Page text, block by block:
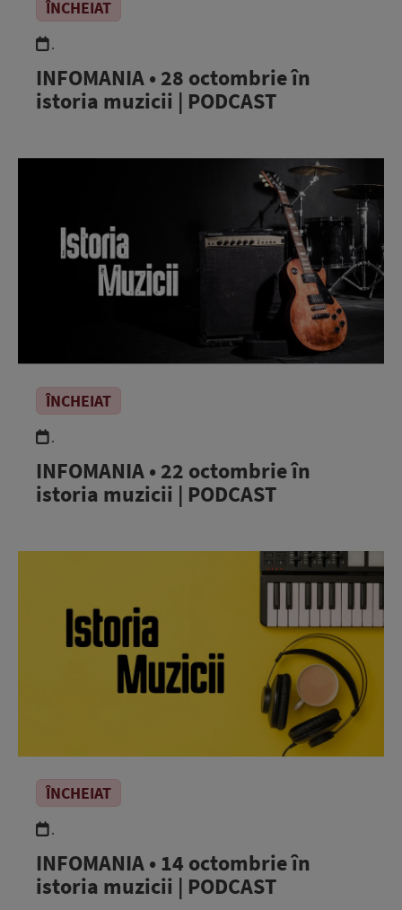
ÎNCHEIAT
.
INFOMANIA • 28 octombrie în
istoria muzicii | PODCAST
ÎNCHEIAT
.
INFOMANIA • 22 octombrie în
istoria muzicii | PODCAST
ÎNCHEIAT
.
INFOMANIA • 14 octombrie în
istoria muzicii | PODCAST